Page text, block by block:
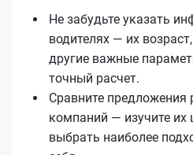
Не забудьте указать
водителях — их
другие важные
точный расчет.
Сравните предложения
компаний — изучите их
выбрать наиболее